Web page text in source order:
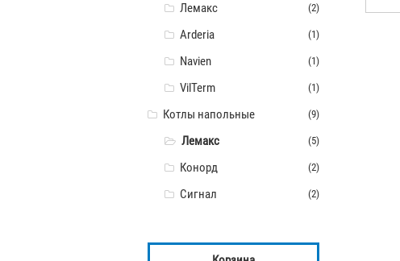
Лемакс (2)
Arderia (1)
Navien (1)
VilTerm (1)
Котлы напольные (9)
Лемакс (5)
Конорд (2)
Сигнал (2)